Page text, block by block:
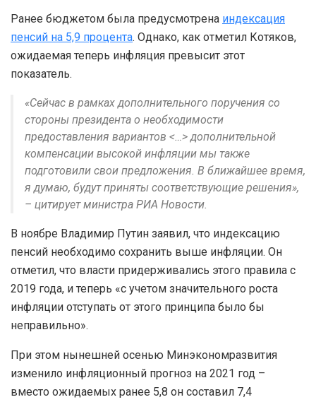
Ранее бюджетом была предусмотрена индексация
пенсий на 5,9 процента. Однако, как отметил Котяков,
ожидаемая теперь инфляция превысит этот
показатель.
«Сейчас в рамках дополнительного поручения со
стороны президента о необходимости
предоставления вариантов <…> дополнительной
компенсации высокой инфляции мы также
подготовили свои предложения. В ближайшее время,
я думаю, будут приняты соответствующие решения»,
– цитирует министра РИА Новости.
В ноябре Владимир Путин заявил, что индексацию
пенсий необходимо сохранить выше инфляции. Он
отметил, что власти придерживались этого правила с
2019 года, и теперь «с учетом значительного роста
инфляции отступать от этого принципа было бы
неправильно».
При этом нынешней осенью Минэкономразвития
изменило инфляционный прогноз на 2021 год –
вместо ожидаемых ранее 5,8 он составил 7,4